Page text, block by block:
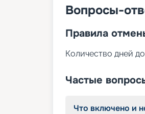
сувенирный
Вопросы-
Правила
Количество дней
Частые
Что включено и